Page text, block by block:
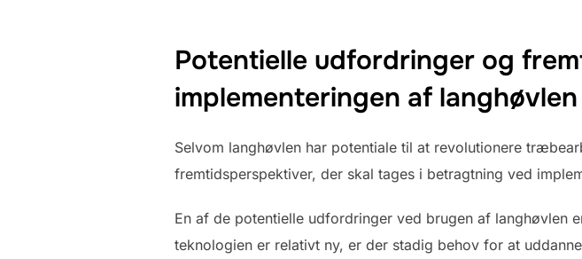
Potentielle udfordringer og
implementeringen af langhøvlen
Selvom langhøvlen har potentiale til at revolutionere
fremtidsperspektiver, der skal tages i betragtning ved
En af de potentielle udfordringer ved brugen af
teknologien er relativt ny, er der stadig behov for at